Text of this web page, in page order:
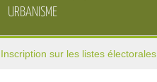
URBANISME
Inscription sur les listes électorales